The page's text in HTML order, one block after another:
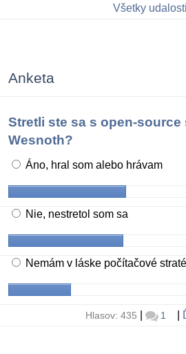
Všetky udalosti
Anketa
Stretli ste sa s open-
Wesnoth?
Áno, hral som alebo hrávam
Nie, nestretol som sa
Nemám v láske počítačové
Hlasov: 435 1